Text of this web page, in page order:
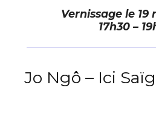
Vernissage le 19
17h30 –
Jo Ngô – Ici